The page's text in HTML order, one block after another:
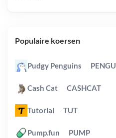
Populaire koersen
Pudgy Penguins PENGU
Cash Cat CASHCAT
Tutorial TUT
Pump.fun PUMP